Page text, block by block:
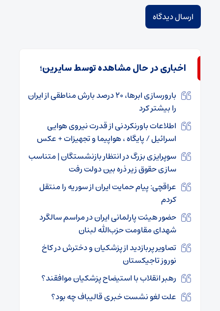
اخباری در حال مشاهده توسط سایرین؛
بارورسازی ابرها، ۲۰ درصد بارش مناطقی از ایران
را بیشتر کرد
اطلاعات باورنکردنی از قدرت نیروی هوایی
اسرائیل / پایگاه ، هواپیما و تجهیزات + عکس
سوپرایزی بزرگ در انتظار بازنشستگان | متناسب
سازی حقوق زیر ذره بین دولت رفت
عراقچی: پیام حمایت ایران از سوریه را منتقل
کردم
حضور هیئت پارلمانی ایران در مراسم سالگرد
شهدای مقاومت حزب‌الله لبنان
تصاویر پربازدید از پزشکیان و دخترش در کاخ
نوروز تاجیکستان
رهبر انقلاب با استیضاح پزشکیان موافقند؟
علت لغو نشست خبری قالیباف چه بود؟